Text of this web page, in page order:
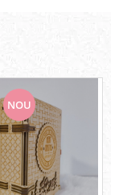
NOU